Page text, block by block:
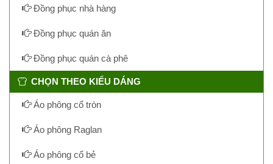
Đồng phục nhà hàng
Đồng phục quán ăn
Đồng phục quán cà phê
CHỌN THEO KIỂU DÁNG
Áo phông cổ tròn
Áo phông Raglan
Áo phông cổ bẻ